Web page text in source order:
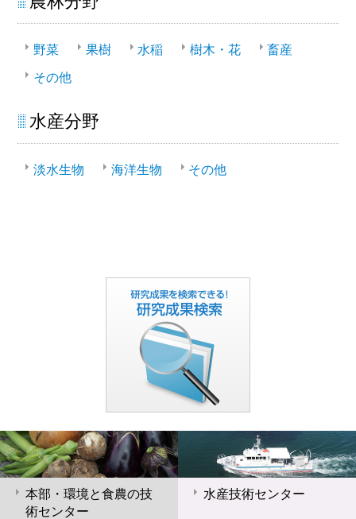
野菜 果樹 水稲 樹木・花 畜産
その他
水産分野
淡水生物 海洋生物 その他
本部・環境と食農の技
術センター
水産技術センター